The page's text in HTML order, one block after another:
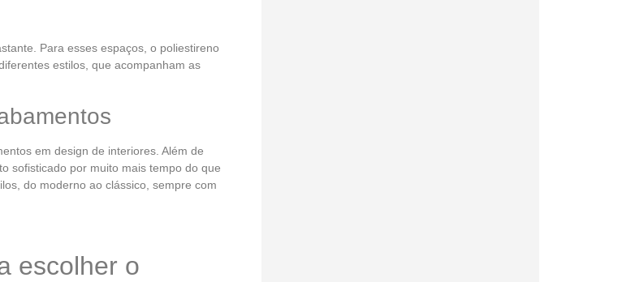
Para esses espaços, o poliestireno
estilos, que acompanham as
em design de interiores. Além de
sofisticado por muito mais tempo do que
do moderno ao clássico, sempre com
escolher o